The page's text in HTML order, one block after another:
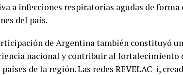
a infecciones respiratorias agudas de
del país.
de Argentina también constituyó
nacional y contribuir al fortalecimiento
de la región. Las redes REVELAC-i,